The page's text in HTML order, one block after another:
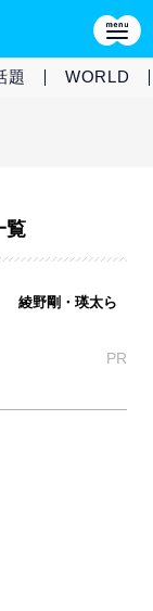
題 WORLD
覧
綾野剛・瑛太ら
PR